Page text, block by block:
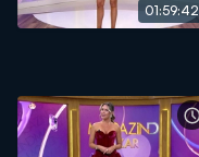
01:59:42